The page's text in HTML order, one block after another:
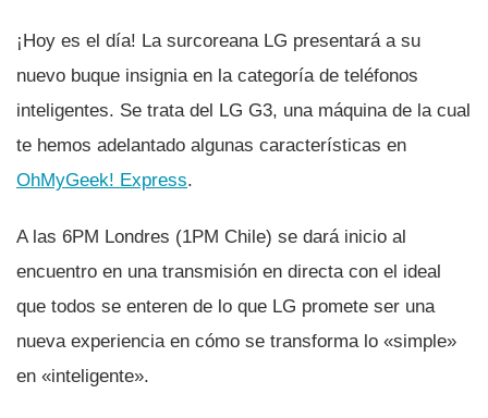
¡Hoy es el dí­a! La surcoreana LG presentará a su
nuevo buque insignia en la categorí­a de teléfonos
inteligentes. Se trata del LG G3, una máquina de la cual
te hemos adelantado algunas caracterí­sticas en
OhMyGeek! Express.
A las 6PM Londres (1PM Chile) se dará inicio al
encuentro en una transmisión en directa con el ideal
que todos se enteren de lo que LG promete ser una
nueva experiencia en cómo se transforma lo «simple»
en «inteligente».